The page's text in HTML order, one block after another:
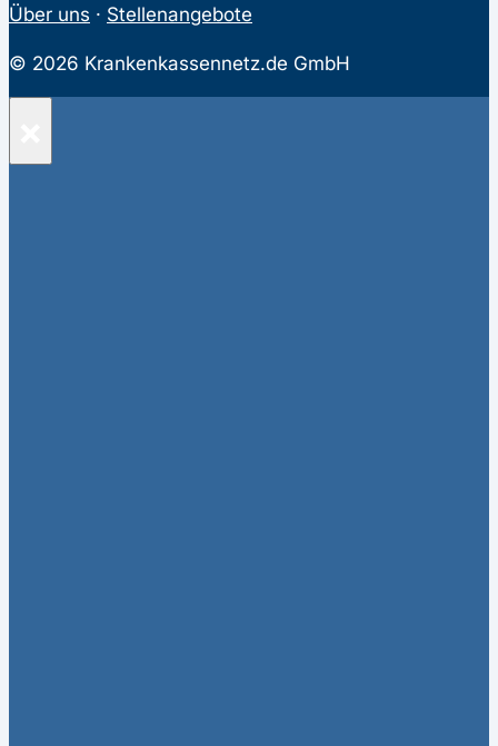
Über uns · Stellenangebote
© 2026 Krankenkassennetz.de GmbH